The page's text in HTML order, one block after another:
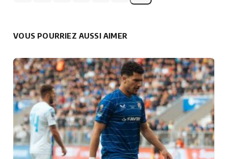
VOUS POURRIEZ AUSSI AIMER